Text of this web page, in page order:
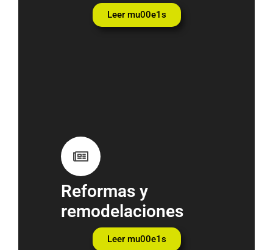
Leer mu00e1s
Reformas y
remodelaciones
Leer mu00e1s